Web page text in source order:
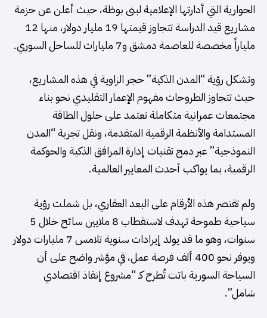
الحوارية التي أدارتها الإعلامية لبنى بوظة، حيث أعلن عن حزمة
مشاريع قيد الدراسة تتجاوز قيمتها 19 مليار دولار، منها 12
ملياراً مخصصة للعاصمة دمشق و7 مليارات للساحل السوري.
وتشكل رؤية “المدن الذكية” حجر الزاوية في هذه المشاريع،
حيث تتجاوز الطروحات مفهوم الإعمار التقليدي نحو بناء
مجتمعات عمرانية متكاملة تعتمد على حلول الطاقة
المستدامة والأنظمة الرقمية المتقدمة، ونقل تجربة “المدن
النموذجية” عبر دمج تقنيات إدارة المرافق الذكية والحوكمة
الرقمية، بما يواكب أحدث المعايير العالمية.
ولم تقتصر هذه الأرقام على البعد العقاري، بل شملت رؤية
سياحية طموحة تهدف لاستقطاب 8 ملايين سائح خلال 5
سنوات، وهو ما قد يولد إيرادات سنوية تلامس 7 مليارات دولار
ويوفر نحو 400 ألف فرصة عمل، في مؤشر واضح على أن
السياحة السورية باتت تُطرح كـ “مشروع إنقاذ اقتصادي
شامل”.